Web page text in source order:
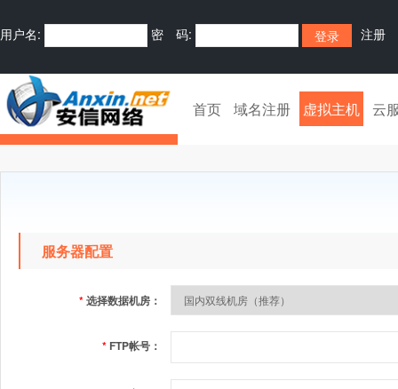
用户名: 密 码: 注册
首页 域名注册 虚拟主机 云
服务器配置
*选择数据机房：
* FTP帐号：